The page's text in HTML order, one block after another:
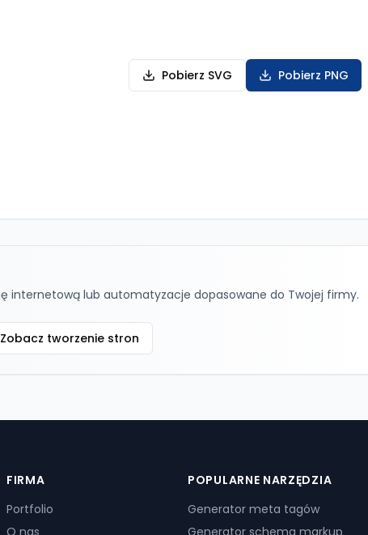
Pobierz SVG Pobierz PNG
internetową lub automatyzacje dopasowane do Twojej firmy.
Zobacz tworzenie stron
FIRMA
Portfolio
O nas
POPULARNE NARZĘDZIA
Generator meta tagów
Generator schema markup